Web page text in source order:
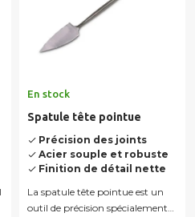
En stock
Spatule tête pointue
done Précision des joints
done Acier souple et robuste
done Finition de détail nette
La spatule tête pointue est un
outil de précision spécialement